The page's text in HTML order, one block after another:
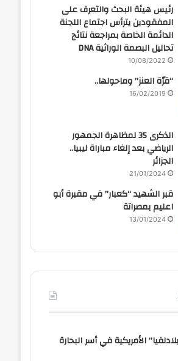
رئيس هيئة البحث والتعرف على
المفقودين يترأس اجتماع اللجنة
الدائمة الخاصة بمراجعة نتائج
تحاليل البصمة الوراثية DNA
10/08/2022
“قرّة العنز” وماحولها..
16/02/2019
الذكرى 35 لمظاهرة الجمهور
الرياضي بعد إلغاء مباراة ليبيا..
الجزائر
21/01/2024
قبر الشهيد “كعبار” في مقبرة أبو
اعليم بمصراتة
13/01/2024
“فيلادلفيا” الأمريكية في أسر البحارة